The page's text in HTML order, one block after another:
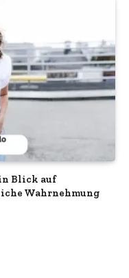
Blick auf
Wahrnehmung